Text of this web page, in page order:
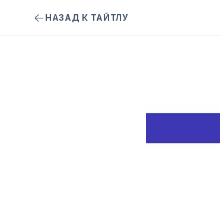
НАЗАД К ТАЙТЛУ